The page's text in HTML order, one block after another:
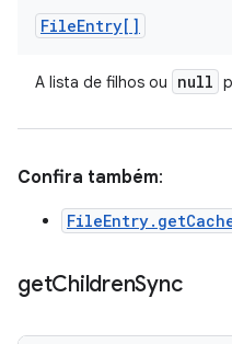
FileEntry[]
A lista de filhos ou null
Confira também:
getChildrenSync